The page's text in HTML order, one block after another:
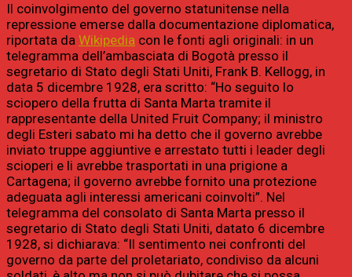
Il coinvolgimento del governo statunitense nella
repressione emerse dalla documentazione diplomatica,
riportata da Wikipedia con le fonti agli originali: in un
telegramma dell’ambasciata di Bogotà presso il
segretario di Stato degli Stati Uniti, Frank B. Kellogg, in
data 5 dicembre 1928, era scritto: “Ho seguito lo
sciopero della frutta di Santa Marta tramite il
rappresentante della United Fruit Company; il ministro
degli Esteri sabato mi ha detto che il governo avrebbe
inviato truppe aggiuntive e arrestato tutti i leader degli
scioperi e li avrebbe trasportati in una prigione a
Cartagena; il governo avrebbe fornito una protezione
adeguata agli interessi americani coinvolti”. Nel
telegramma del consolato di Santa Marta presso il
segretario di Stato degli Stati Uniti, datato 6 dicembre
1928, si dichiarava: “Il sentimento nei confronti del
governo da parte del proletariato, condiviso da alcuni